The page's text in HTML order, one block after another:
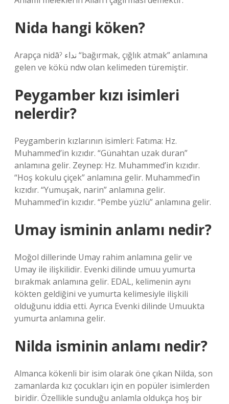
Nida hangi köken?
Arapça nidāˀ نداء “bağırmak, çığlık atmak” anlamına
gelen ve kökü ndw olan kelimeden türemiştir.
Peygamber kızı isimleri
nelerdir?
Peygamberin kızlarının isimleri: Fatıma: Hz.
Muhammed’in kızıdır. “Günahtan uzak duran”
anlamına gelir. Zeynep: Hz. Muhammed’in kızıdır.
“Hoş kokulu çiçek” anlamına gelir. Muhammed’in
kızıdır. “Yumuşak, narin” anlamına gelir.
Muhammed’in kızıdır. “Pembe yüzlü” anlamına gelir.
Umay isminin anlamı nedir?
Moğol dillerinde Umay rahim anlamına gelir ve
Umay ile ilişkilidir. Evenki dilinde umuu yumurta
bırakmak anlamına gelir. EDAL, kelimenin aynı
kökten geldiğini ve yumurta kelimesiyle ilişkili
olduğunu iddia etti. Ayrıca Evenki dilinde Umuukta
yumurta anlamına gelir.
Nilda isminin anlamı nedir?
Almanca kökenli bir isim olarak öne çıkan Nilda, son
zamanlarda kız çocukları için en popüler isimlerden
biridir. Özellikle sunduğu anlamla oldukça hoş bir